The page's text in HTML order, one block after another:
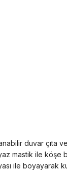
duvar çıta
mastik ile köşe
ile boyayarak